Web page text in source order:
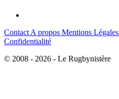
Contact A propos Mentions Légales
Confidentialité
© 2008 - 2026 - Le Rugbynistère